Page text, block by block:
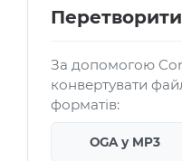
За допомогою
конвертувати
форматів:
OGA у MP3